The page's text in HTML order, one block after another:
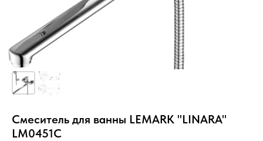
Смеситель для ванны LEMARK "LINARA"
LM0451C